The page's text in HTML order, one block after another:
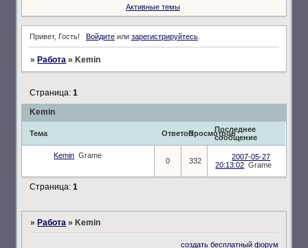
Активные темы
Привет, Гость! Войдитеили зарегистрируйтесь.
» Работа » Kemin
Kemin
Страница:1
Тема ОтветовПросмотровПоследнее
сообщение
Kemin Grame
0 332
2007-05-27
20:13:02 Grame
Страница:1
» Работа » Kemin
создать бесплатный форум